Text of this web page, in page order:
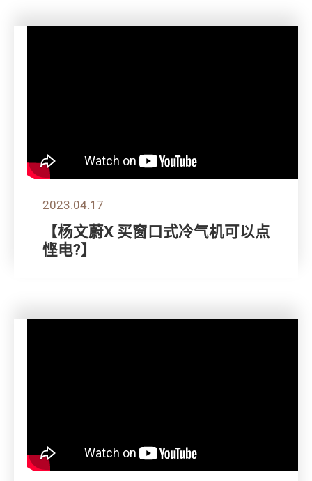
2023.04.17
【杨文蔚X 买窗口式冷气机可以点
悭电?】